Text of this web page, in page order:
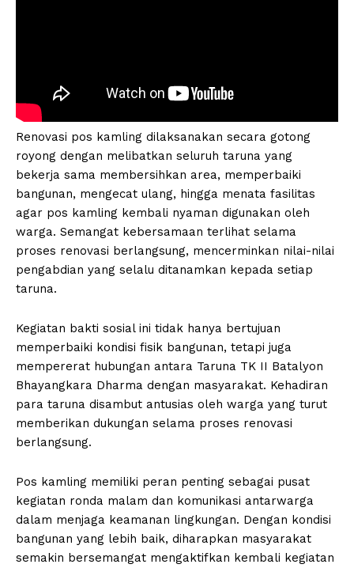
Renovasi pos kamling dilaksanakan secara gotong
royong dengan melibatkan seluruh taruna yang
bekerja sama membersihkan area, memperbaiki
bangunan, mengecat ulang, hingga menata fasilitas
agar pos kamling kembali nyaman digunakan oleh
warga. Semangat kebersamaan terlihat selama
proses renovasi berlangsung, mencerminkan nilai-nilai
pengabdian yang selalu ditanamkan kepada setiap
taruna.
Kegiatan bakti sosial ini tidak hanya bertujuan
memperbaiki kondisi fisik bangunan, tetapi juga
mempererat hubungan antara Taruna TK II Batalyon
Bhayangkara Dharma dengan masyarakat. Kehadiran
para taruna disambut antusias oleh warga yang turut
memberikan dukungan selama proses renovasi
berlangsung.
Pos kamling memiliki peran penting sebagai pusat
kegiatan ronda malam dan komunikasi antarwarga
dalam menjaga keamanan lingkungan. Dengan kondisi
bangunan yang lebih baik, diharapkan masyarakat
semakin bersemangat mengaktifkan kembali kegiatan